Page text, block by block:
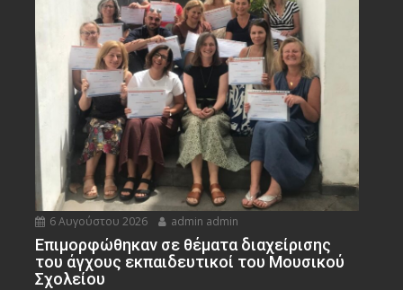
6 Αυγούστου 2026 admin admin
Eπιμορφώθηκαν σε θέματα διαχείρισης
του άγχους εκπαιδευτικοί του Μουσικού
Σχολείου